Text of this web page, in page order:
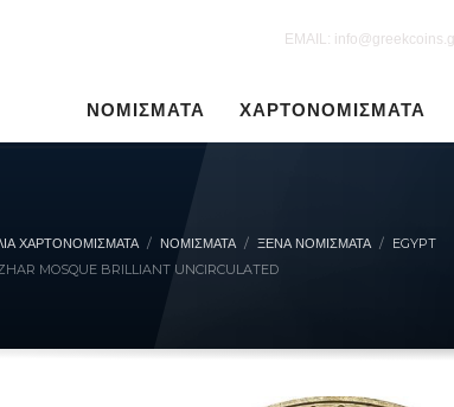
EMAIL:
ΝΟΜΙΣΜΑΤΑ ΧΑΡΤΟΝΟΜΙΣΜΑΤΑ
ΧΑΡΤΟΝΟΜΊΣΜΑΤΑ ΝΟΜΙΣΜΑΤΑ ΞΈΝΑ ΝΟΜΊΣΜΑΤΑ
EGYPT
MOSQUE BRILLIANT UNCIRCULATED